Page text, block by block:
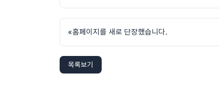
«홈페이지를 새로 단장했습니다.
목록보기